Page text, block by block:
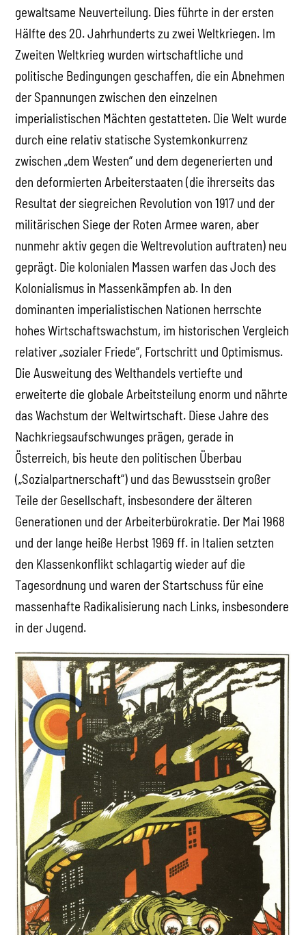
gewaltsame Neuverteilung. Dies führte in der ersten
Hälfte des 20. Jahrhunderts zu zwei Weltkriegen. Im
Zweiten Weltkrieg wurden wirtschaftliche und
politische Bedingungen geschaffen, die ein Abnehmen
der Spannungen zwischen den einzelnen
imperialistischen Mächten gestatteten. Die Welt wurde
durch eine relativ statische Systemkonkurrenz
zwischen „dem Westen“ und dem degenerierten und
den deformierten Arbeiterstaaten (die ihrerseits das
Resultat der siegreichen Revolution von 1917 und der
militärischen Siege der Roten Armee waren, aber
nunmehr aktiv gegen die Weltrevolution auftraten) neu
geprägt. Die kolonialen Massen warfen das Joch des
Kolonialismus in Massenkämpfen ab. In den
dominanten imperialistischen Nationen herrschte
hohes Wirtschaftswachstum, im historischen Vergleich
relativer „sozialer Friede“, Fortschritt und Optimismus.
Die Ausweitung des Welthandels vertiefte und
erweiterte die globale Arbeitsteilung enorm und nährte
das Wachstum der Weltwirtschaft. Diese Jahre des
Nachkriegsaufschwunges prägen, gerade in
Österreich, bis heute den politischen Überbau
(„Sozialpartnerschaft“) und das Bewusstsein großer
Teile der Gesellschaft, insbesondere der älteren
Generationen und der Arbeiterbürokratie. Der Mai 1968
und der lange heiße Herbst 1969 ff. in Italien setzten
den Klassenkonflikt schlagartig wieder auf die
Tagesordnung und waren der Startschuss für eine
massenhafte Radikalisierung nach Links, insbesondere
in der Jugend.